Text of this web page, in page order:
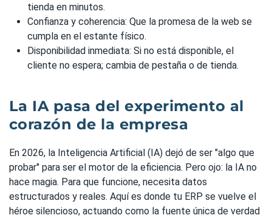
tienda en minutos.
Confianza y coherencia: Que la promesa de la web se
cumpla en el estante físico.
Disponibilidad inmediata: Si no está disponible, el
cliente no espera; cambia de pestaña o de tienda.
La IA pasa del experimento al
corazón de la empresa
En 2026, la Inteligencia Artificial (IA) dejó de ser "algo que
probar" para ser el motor de la eficiencia. Pero ojo: la IA no
hace magia. Para que funcione, necesita datos
estructurados y reales. Aquí es donde tu ERP se vuelve el
héroe silencioso, actuando como la fuente única de verdad